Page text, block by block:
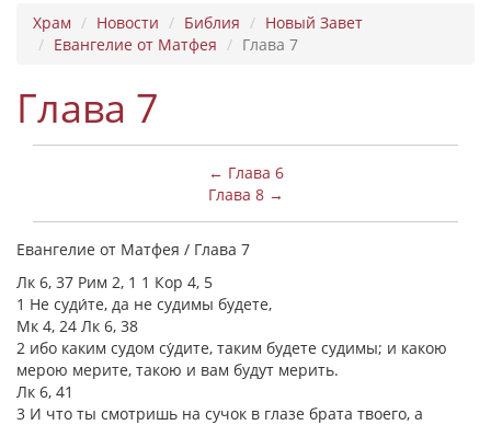
Храм Новости Библия
Новый Завет
Евангелие от Матфея
Глава 7
Глава 7
← Глава 6
Глава 8 →
Евангелие от Матфея / Глава 7
Лк 6, 37 Рим 2, 1 1 Кор 4, 5
1 Не суди́те, да не судимы будете,
Мк 4, 24 Лк 6, 38
2 ибо каким судом су́дите, таким будете судимы; и какою
мерою мерите, такою и вам будут мерить.
Лк 6, 41
3 И что ты смотришь на сучок в глазе брата твоего, а